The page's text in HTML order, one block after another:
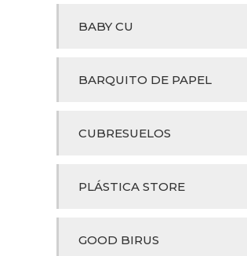
BABY CU
BARQUITO DE PAPEL
CUBRESUELOS
PLÁSTICA STORE
GOOD BIRUS